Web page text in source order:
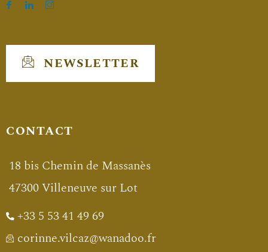
NEWSLETTER
CONTACT
18 bis Chemin de Massanès
47300 Villeneuve sur Lot
+33 5 53 41 49 69
corinne.vilcaz@wanadoo.fr